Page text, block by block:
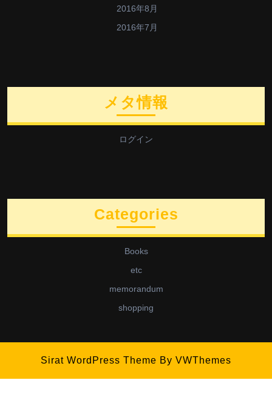
2016年8月
2016年7月
メタ情報
ログイン
Categories
Books
etc
memorandum
shopping
Sirat WordPress Theme By VWThemes